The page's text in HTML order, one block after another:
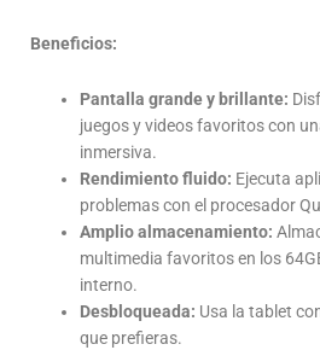
Beneficios:
Pantalla grande y brillante:
juegos y videos favoritos con
inmersiva.
Rendimiento fluido: Ejecuta
problemas con el procesador
Amplio almacenamiento:
multimedia favoritos en los
interno.
Desbloqueada: Usa la tablet
que prefieras.